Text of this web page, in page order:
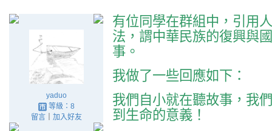
yaduo
等級：8
留言｜ 加入好友
有位同學在群組中，引用
法，謂中華民族的復興與
事。
我做了一些回應如下：
我們自小就在聽故事，我
到生命的意義！